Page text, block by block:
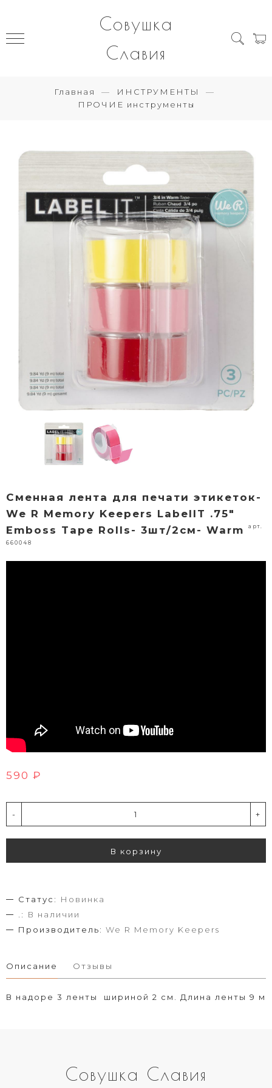
Совушка
Славия
Главная
ИНСТРУМЕНТЫ
ПРОЧИЕ инструменты
Сменная лента для печати этикеток-
We R Memory Keepers LabelIT .75"
Emboss Tape Rolls- 3шт/2см- Warm
арт.
660048
590 ₽
- +
В корзину
Статус:
Новинка
.:
В наличии
Производитель: We R Memory Keepers
Описание Отзывы
В надоре 3 ленты шириной 2 см. Длина ленты 9 м
Совушка Славия